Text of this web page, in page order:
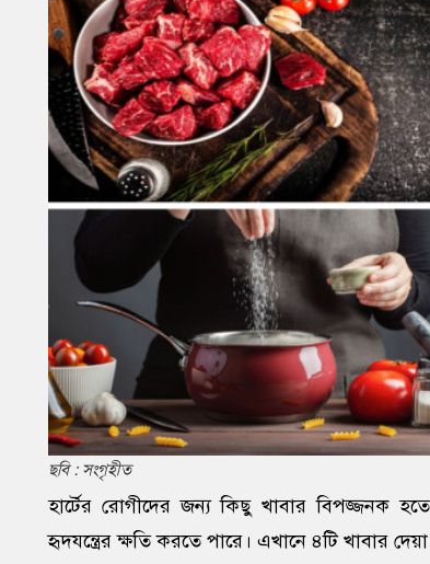
ছবি : সংগৃহীত
হার্টের রোগীদের জন্য কিছু খাবার বিপজ্জনক
হৃদযন্ত্রের ক্ষতি করতে পারে। এখানে ৪টি খাবার